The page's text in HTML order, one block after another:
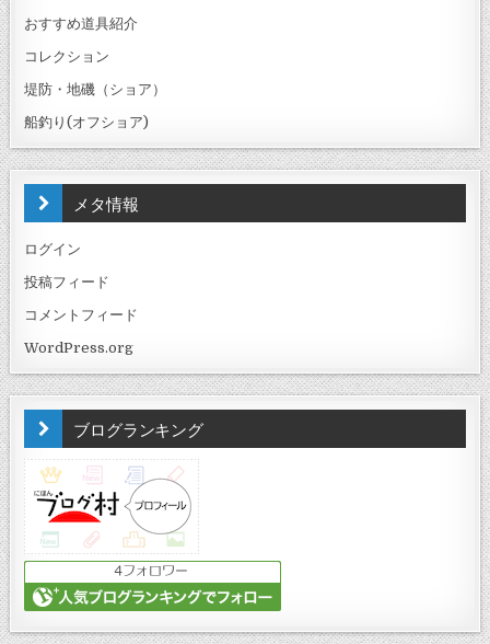
おすすめ道具紹介
コレクション
堤防・地磯（ショア）
船釣り(オフショア)
メタ情報
ログイン
投稿フィード
コメントフィード
WordPress.org
ブログランキング